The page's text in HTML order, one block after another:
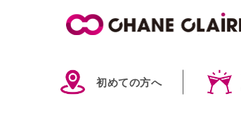
初めての方へ